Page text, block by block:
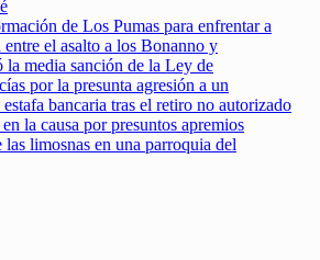
de Los Pumas para enfrentar a
el asalto a los Bonanno y
media sanción de la Ley de
por la presunta agresión a un
bancaria tras el retiro no autorizado
la causa por presuntos apremios
limosnas en una parroquia del